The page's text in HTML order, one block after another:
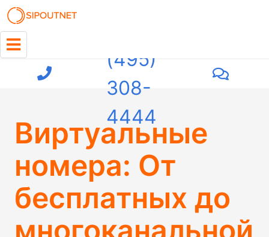
(495)
308-
4444
Виртуальные
номера: От
бесплатных до